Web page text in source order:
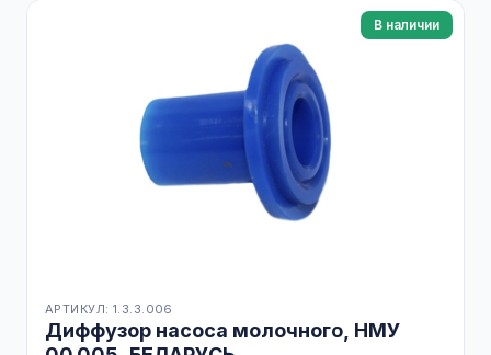
В наличии
АРТИКУЛ: 1.3.3.006
Диффузор насоса молочного, НМУ